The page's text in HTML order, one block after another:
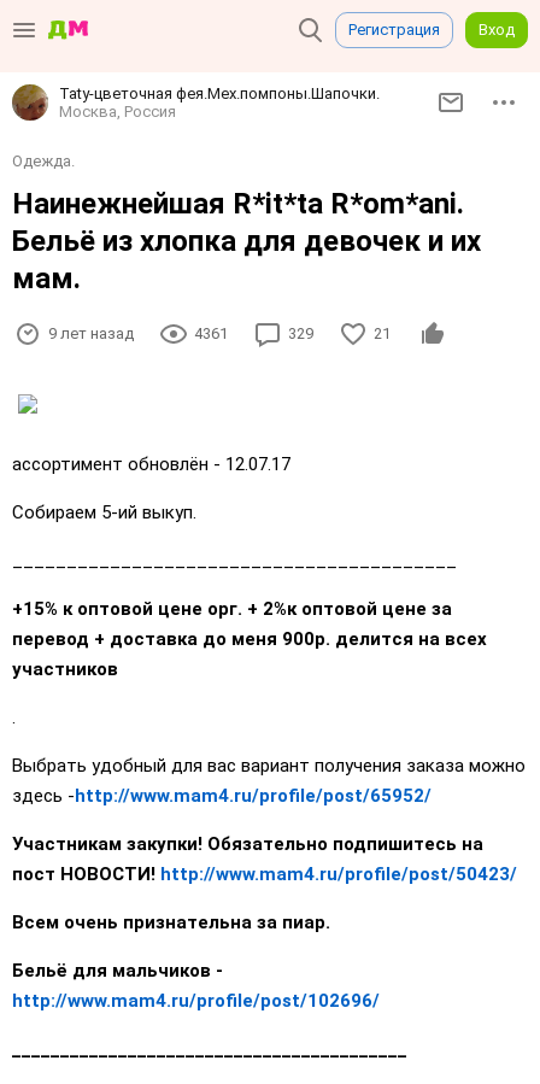
Регистрация Вход
Taty-цветочная фея.Мех.помпоны.Шапочки.
Москва, Россия
Одежда.
Наинежнейшая R*it*ta R*om*ani.
Бельё из хлопка для девочек и их
мам.
9 лет назад 4361 329 21
ассортимент обновлён - 12.07.17
Собираем 5-ий выкуп.
+15% к оптовой цене орг. + 2%к оптовой цене за
перевод + доставка до меня 900р. делится на всех
участников
.
Выбрать удобный для вас вариант получения заказа можно
здесь -http://www.mam4.ru/profile/post/65952/
Участникам закупки! Обязательно подпишитесь на
пост НОВОСТИ! http://www.mam4.ru/profile/post/50423/
Всем очень признательна за пиар.
Бельё для мальчиков -
http://www.mam4.ru/profile/post/102696/